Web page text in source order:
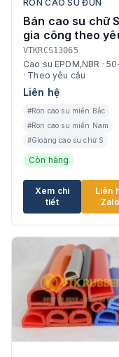
RON CAO SU ĐÙN
Bán cao su chữ S
gia công theo
cầu | EPDM,
Silicone, NBR
VTKRCS13065
Cao su EPDM,NBR ·
· Theo yêu cầu
Liên hệ
#Ron cao su miền Bắc
#Ron cao su miền Nam
#Gioăng cao su chữ S
Còn hàng
Xem chi
tiết
Liên
Zalo